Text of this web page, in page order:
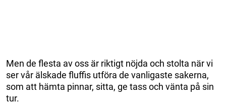
Men de flesta av oss är riktigt nöjda och stolta när vi
ser vår älskade fluffis utföra de vanligaste sakerna,
som att hämta pinnar, sitta, ge tass och vänta på sin
tur.